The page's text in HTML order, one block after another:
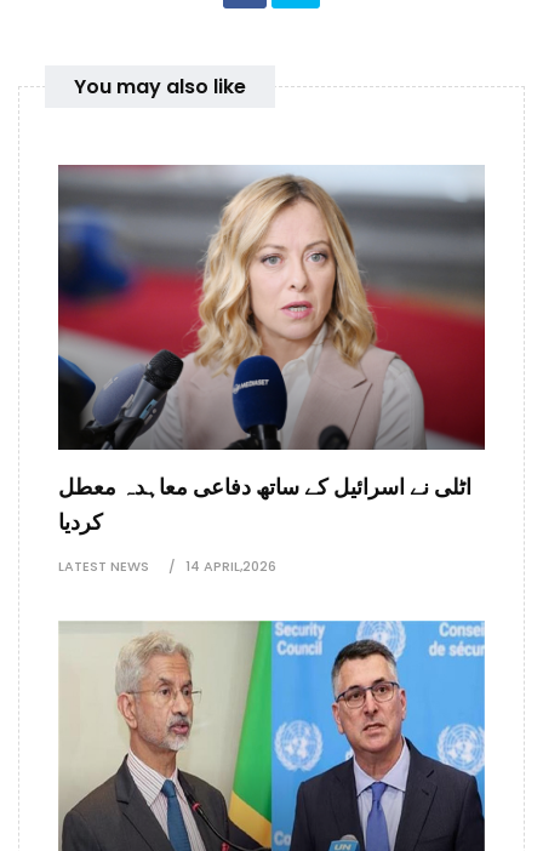
You may also like
اٹلی نے اسرائیل کے ساتھ دفاعی معاہدہ معطل
کردیا
LATEST NEWS 14 APRIL,2026